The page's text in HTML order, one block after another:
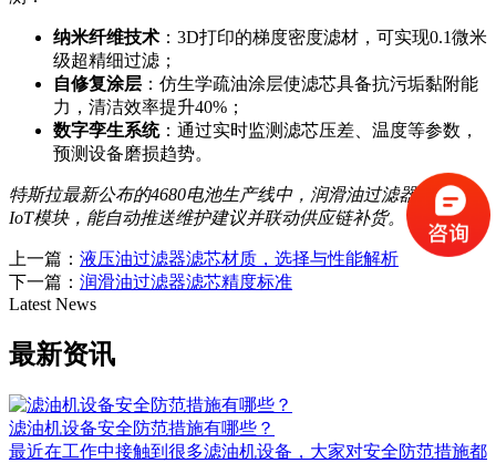
纳米纤维技术 ：3D打印的梯度密度滤材，可实现0.1微米
级超精细过滤；
自修复涂层 ：仿生学疏油涂层使滤芯具备抗污垢黏附能
力，清洁效率提升40%；
数字孪生系统：通过实时监测滤芯压差、温度等参数，
预测设备磨损趋势。
特斯拉最新公布的4680电池生产线中，润滑油过滤器已集成
IoT模块，能自动推送维护建议并联动供应链补货。
上一篇： 液压油过滤器滤芯材质，选择与性能解析
下一篇： 润滑油过滤器滤芯精度标准
Latest News
最新资讯
滤油机设备安全防范措施有哪些？
最近在工作中接触到很多滤油机设备，大家对安全防范措施都